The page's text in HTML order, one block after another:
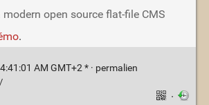
modern open source flat-file CMS
.
AM GMT+2 * · permalien
·